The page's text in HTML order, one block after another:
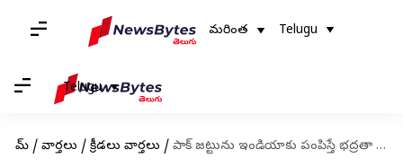
మరింత Telugu
Telugu
హోమ్ / వార్తలు / క్రీడలు వార్తలు / పాక్ జట్టును ఇండియాకు పంపిస్తే భద్రతా సమస్యలు: పీసీబీ ఛైర్మన్